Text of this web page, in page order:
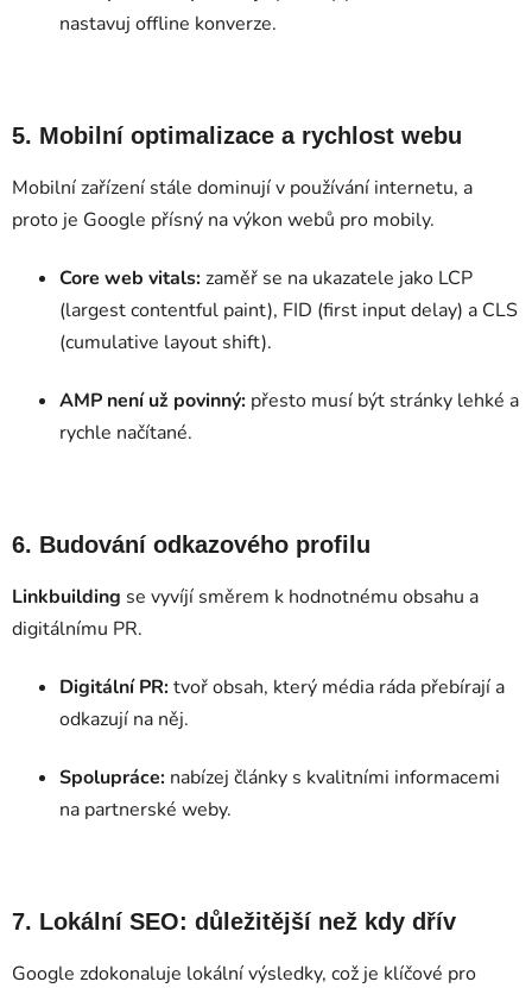
nastavuj offline konverze.
5. Mobilní optimalizace a rychlost webu
Mobilní zařízení stále dominují v používání internetu, a
proto je Google přísný na výkon webů pro mobily.
Core web vitals:zaměř se na ukazatele jako LCP
(largest contentful paint), FID (first input delay) a CLS
(cumulative layout shift).
AMP není už povinný: přesto musí být stránky lehké a
rychle načítané.
6. Budování odkazového profilu
Linkbuilding se vyvíjí směrem k hodnotnému obsahu a
digitálnímu PR.
Digitální PR:tvoř obsah, který média ráda přebírají a
odkazují na něj.
Spolupráce: nabízej články s kvalitními informacemi
na partnerské weby.
7. Lokální SEO: důležitější než kdy dřív
Google zdokonaluje lokální výsledky, což je klíčové pro